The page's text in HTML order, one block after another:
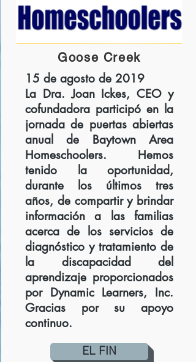
Goose Creek
15 de agosto de 2019
La Dra. Joan Ickes, CEO y
cofundadora participó en la
jornada de puertas abiertas
anual de Baytown Area
Homeschoolers. Hemos
tenido la oportunidad,
durante los últimos tres
años, de compartir y brindar
información a las familias
acerca de los servicios de
diagnóstico y tratamiento de
la discapacidad del
aprendizaje proporcionados
por Dynamic Learners, Inc.
Gracias por su apoyo
continuo.
EL FIN